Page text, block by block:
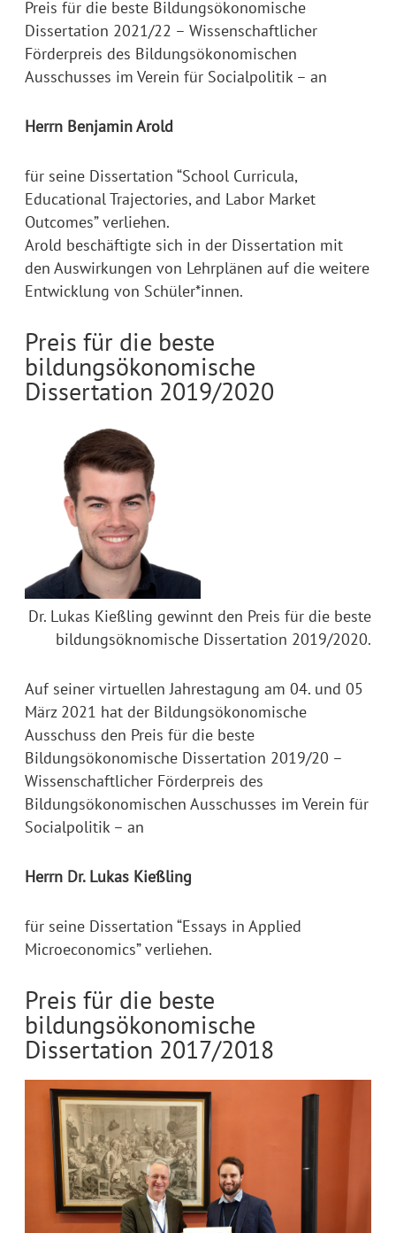
Preis für die beste Bildungsökonomische
Dissertation 2021/22 – Wissenschaftlicher
Förderpreis des Bildungsökonomischen
Ausschusses im Verein für Socialpolitik – an
Herrn Benjamin Arold
für seine Dissertation “School Curricula,
Educational Trajectories, and Labor Market
Outcomes” verliehen.
Arold beschäftigte sich in der Dissertation mit
den Auswirkungen von Lehrplänen auf die weitere
Entwicklung von Schüler*innen.
Preis für die beste
bildungsökonomische
Dissertation 2019/2020
Dr. Lukas Kießling gewinnt den Preis für die beste
bildungsöknomische Dissertation 2019/2020.
Auf seiner virtuellen Jahrestagung am 04. und 05
März 2021 hat der Bildungsökonomische
Ausschuss den Preis für die beste
Bildungsökonomische Dissertation 2019/20 –
Wissenschaftlicher Förderpreis des
Bildungsökonomischen Ausschusses im Verein für
Socialpolitik – an
Herrn Dr. Lukas Kießling
für seine Dissertation “Essays in Applied
Microeconomics” verliehen.
Preis für die beste
bildungsökonomische
Dissertation 2017/2018